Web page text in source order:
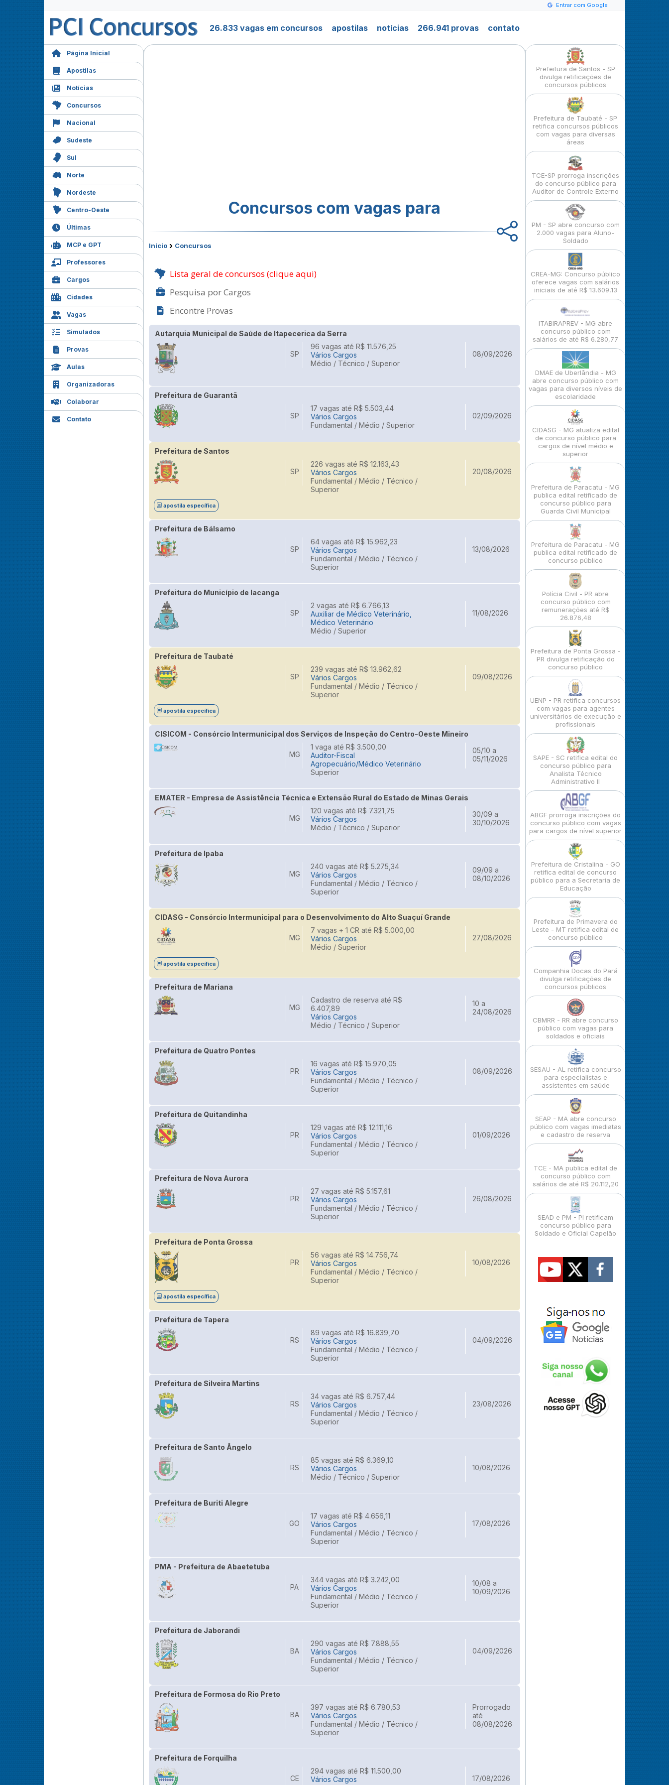
Entrar com Google
26.833 vagas em concursos apostilas notícias 266.941 provas contato
Página Inicial
Apostilas
Notícias
Concursos
Nacional
Sudeste
Sul
Norte
Nordeste
Centro-Oeste
Últimas
MCP e GPT
Professores
Cargos
Cidades
Vagas
Simulados
Provas
Aulas
Organizadoras
Colaborar
Contato
Concursos com vagas para
Início › Concursos
Lista geral de concursos (clique aqui)
Pesquisa por Cargos
Encontre Provas
Autarquia Municipal de Saúde de Itapecerica da Serra
SP
96 vagas até R$ 11.576,25
Vários Cargos
Médio / Técnico / Superior
08/09/2026
Prefeitura de Guarantã
SP
17 vagas até R$ 5.503,44
Vários Cargos
Fundamental / Médio / Superior
02/09/2026
Prefeitura de Santos
SP
226 vagas até R$ 12.163,43
Vários Cargos
Fundamental / Médio / Técnico /
Superior
20/08/2026
apostila específica
Prefeitura de Bálsamo
SP
64 vagas até R$ 15.962,23
Vários Cargos
Fundamental / Médio / Técnico /
Superior
13/08/2026
Prefeitura do Município de Iacanga
SP
2 vagas até R$ 6.766,13
Auxiliar de Médico Veterinário,
Médico Veterinário
Médio / Superior
11/08/2026
Prefeitura de Taubaté
SP
239 vagas até R$ 13.962,62
Vários Cargos
Fundamental / Médio / Técnico /
Superior
09/08/2026
apostila específica
CISICOM - Consórcio Intermunicipal dos Serviços de Inspeção do Centro-Oeste Mineiro
MG
1 vaga até R$ 3.500,00
Auditor-Fiscal
Agropecuário/Médico Veterinário
Superior
05/10 a
05/11/2026
EMATER - Empresa de Assistência Técnica e Extensão Rural do Estado de Minas Gerais
MG
120 vagas até R$ 7.321,75
Vários Cargos
Médio / Técnico / Superior
30/09 a
30/10/2026
Prefeitura de Ipaba
MG
240 vagas até R$ 5.275,34
Vários Cargos
Fundamental / Médio / Técnico /
Superior
09/09 a
08/10/2026
CIDASG - Consórcio Intermunicipal para o Desenvolvimento do Alto Suaçuí Grande
MG
7 vagas + 1 CR até R$ 5.000,00
Vários Cargos
Médio / Superior
27/08/2026
apostila específica
Prefeitura de Mariana
MG
Cadastro de reserva até R$
6.407,89
Vários Cargos
Médio / Técnico / Superior
10 a
24/08/2026
Prefeitura de Quatro Pontes
PR
16 vagas até R$ 15.970,05
Vários Cargos
Fundamental / Médio / Técnico /
Superior
08/09/2026
Prefeitura de Quitandinha
PR
129 vagas até R$ 12.111,16
Vários Cargos
Fundamental / Médio / Técnico /
Superior
01/09/2026
Prefeitura de Nova Aurora
PR
27 vagas até R$ 5.157,61
Vários Cargos
Fundamental / Médio / Técnico /
Superior
26/08/2026
Prefeitura de Ponta Grossa
PR
56 vagas até R$ 14.756,74
Vários Cargos
Fundamental / Médio / Técnico /
Superior
10/08/2026
apostila específica
Prefeitura de Tapera
RS
89 vagas até R$ 16.839,70
Vários Cargos
Fundamental / Médio / Técnico /
Superior
04/09/2026
Prefeitura de Silveira Martins
RS
34 vagas até R$ 6.757,44
Vários Cargos
Fundamental / Médio / Técnico /
Superior
23/08/2026
Prefeitura de Santo Ângelo
RS
85 vagas até R$ 6.369,10
Vários Cargos
Médio / Técnico / Superior
10/08/2026
Prefeitura de Buriti Alegre
GO
17 vagas até R$ 4.656,11
Vários Cargos
Fundamental / Médio / Técnico /
Superior
17/08/2026
PMA - Prefeitura de Abaetetuba
PA
344 vagas até R$ 3.242,00
Vários Cargos
Fundamental / Médio / Técnico /
Superior
10/08 a
10/09/2026
Prefeitura de Jaborandi
BA
290 vagas até R$ 7.888,55
Vários Cargos
Fundamental / Médio / Técnico /
Superior
04/09/2026
Prefeitura de Formosa do Rio Preto
BA
397 vagas até R$ 6.780,53
Vários Cargos
Fundamental / Médio / Técnico /
Superior
Prorrogado
até
08/08/2026
Prefeitura de Forquilha
CE
294 vagas até R$ 11.500,00
Vários Cargos
17/08/2026
Prefeitura de Santos - SP
divulga retificações de
concursos públicos
Prefeitura de Taubaté - SP
retifica concursos públicos
com vagas para diversas
áreas
TCE-SP prorroga inscrições
do concurso público para
Auditor de Controle Externo
PM - SP abre concurso com
2.000 vagas para Aluno-
Soldado
CREA-MG: Concurso público
oferece vagas com salários
iniciais de até R$ 13.609,13
ITABIRAPREV - MG abre
concurso público com
salários de até R$ 6.280,77
DMAE de Uberlândia - MG
abre concurso público com
vagas para diversos níveis de
escolaridade
CIDASG - MG atualiza edital
de concurso público para
cargos de nível médio e
superior
Prefeitura de Paracatu - MG
publica edital retificado de
concurso público para
Guarda Civil Municipal
Prefeitura de Paracatu - MG
publica edital retificado de
concurso público
Polícia Civil - PR abre
concurso público com
remunerações até R$
26.876,48
Prefeitura de Ponta Grossa -
PR divulga retificação do
concurso público
UENP - PR retifica concursos
com vagas para agentes
universitários de execução e
profissionais
SAPE - SC retifica edital do
concurso público para
Analista Técnico
Administrativo II
ABGF prorroga inscrições do
concurso público com vagas
para cargos de nível superior
Prefeitura de Cristalina - GO
retifica edital de concurso
público para a Secretaria de
Educação
Prefeitura de Primavera do
Leste - MT retifica edital de
concurso público
Companhia Docas do Pará
divulga retificações de
concursos públicos
CBMRR - RR abre concurso
público com vagas para
soldados e oficiais
SESAU - AL retifica concurso
para especialistas e
assistentes em saúde
SEAP - MA abre concurso
público com vagas imediatas
e cadastro de reserva
TCE - MA publica edital de
concurso público com
salários de até R$ 20.112,20
SEAD e PM - PI retificam
concurso público para
Soldado e Oficial Capelão